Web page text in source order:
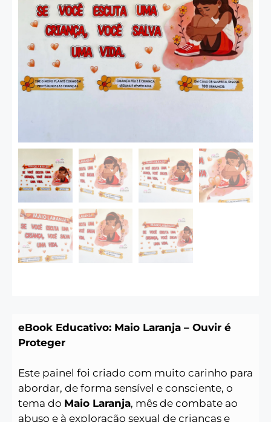
eBook Educativo: Maio Laranja – Ouvir é
Proteger
Este painel foi criado com muito carinho para
abordar, de forma sensível e consciente, o
tema do Maio Laranja, mês de combate ao
abuso e à exploração sexual de crianças e